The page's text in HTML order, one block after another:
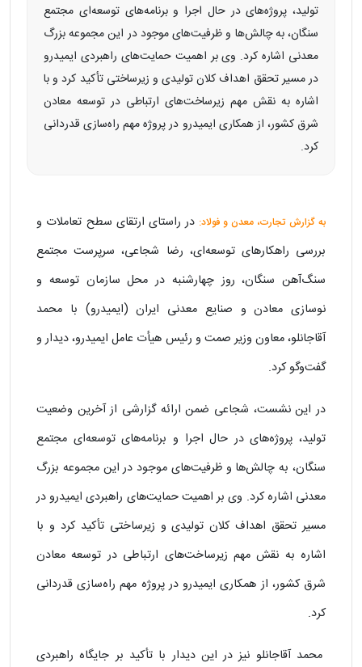
تولید، پروژه‌های در حال اجرا و برنامه‌های توسعه‌ای مجتمع
سنگان، به چالش‌ها و ظرفیت‌های موجود در این مجموعه بزرگ
معدنی اشاره کرد. وی بر اهمیت حمایت‌های راهبردی ایمیدرو
در مسیر تحقق اهداف کلان تولیدی و زیرساختی تأکید کرد و با
اشاره به نقش مهم زیرساخت‌های ارتباطی در توسعه معادن
شرق کشور، از همکاری ایمیدرو در پروژه مهم راه‌سازی قدردانی
کرد.
به گزارش تجارت، معدن و فولاد: در راستای ارتقای سطح تعاملات و
بررسی راهکارهای توسعه‌ای، رضا شجاعی، سرپرست مجتمع
سنگ‌آهن سنگان، روز چهارشنبه در محل سازمان توسعه و
نوسازی معادن و صنایع معدنی ایران (ایمیدرو) با محمد
آقاجانلو، معاون وزیر صمت و رئیس هیأت عامل ایمیدرو، دیدار و
گفت‌وگو کرد.
در این نشست، شجاعی ضمن ارائه گزارشی از آخرین وضعیت
تولید، پروژه‌های در حال اجرا و برنامه‌های توسعه‌ای مجتمع
سنگان، به چالش‌ها و ظرفیت‌های موجود در این مجموعه بزرگ
معدنی اشاره کرد. وی بر اهمیت حمایت‌های راهبردی ایمیدرو در
مسیر تحقق اهداف کلان تولیدی و زیرساختی تأکید کرد و با
اشاره به نقش مهم زیرساخت‌های ارتباطی در توسعه معادن
شرق کشور، از همکاری ایمیدرو در پروژه مهم راه‌سازی قدردانی
کرد.
محمد آقاجانلو نیز در این دیدار با تأکید بر جایگاه راهبردی